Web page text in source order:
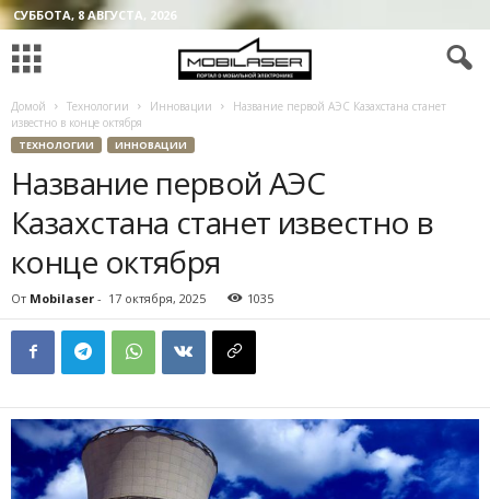
СУББОТА, 8 АВГУСТА, 2026
Домой Технологии Инновации
Название первой АЭС Казахстана станет
известно в конце октября
ТЕХНОЛОГИИ ИННОВАЦИИ
Название первой АЭС
Казахстана станет известно в
конце октября
От Mobilaser - 17 октября, 2025 1035